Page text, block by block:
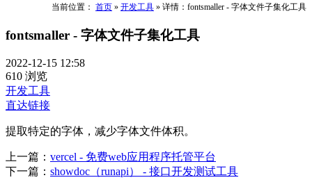
当前位置： 首页 » 开发工具 » 详情：fontsmaller - 字体文件子集化工具
fontsmaller - 字体文件子集化工具
2022-12-15 12:58
610 浏览
开发工具
直达链接
提取特定的字体，减少字体文件体积。
上一篇： vercel - 免费web应用程序托管平台
下一篇： showdoc（runapi） - 接口开发测试工具